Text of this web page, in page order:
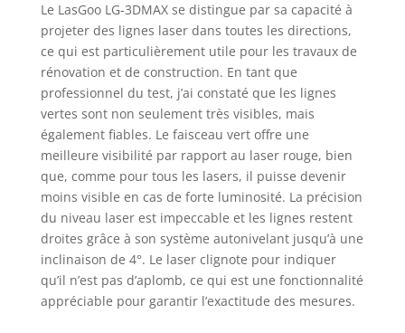
compléter rapidement
la mise en page et
d'augmenter
l'efficacité du travail
Laser vert de haute
précision: Le LasGoo
LG-3DMAX émet des
faisceaux laser verts
clairs et lumineux,
offrant une visibilité et
une clarté accrues
avec une distance
visible allant jusqu'à
100 pieds. Il est conçu
pour être utilisé à la
maison ou au bureau.
Le LasGoo LG-3DMAX se distingue par sa capacité à
projeter des lignes laser dans toutes les directions,
ce qui est particulièrement utile pour les travaux de
rénovation et de construction. En tant que
professionnel du test, j’ai constaté que les lignes
vertes sont non seulement très visibles, mais
également fiables. Le faisceau vert offre une
meilleure visibilité par rapport au laser rouge, bien
que, comme pour tous les lasers, il puisse devenir
moins visible en cas de forte luminosité. La précision
du niveau laser est impeccable et les lignes restent
droites grâce à son système autonivelant jusqu’à une
inclinaison de 4°. Le laser clignote pour indiquer
qu’il n’est pas d’aplomb, ce qui est une fonctionnalité
appréciable pour garantir l’exactitude des mesures.